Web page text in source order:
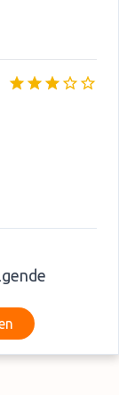
lezen